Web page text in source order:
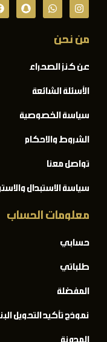
من نحن
عن كنز الصحراء
الأسئلة الشائعة
سياسة الخصوصية
الشروط والاحكام
تواصل معنا
سياسة الاستبدال
معلومات الحساب
حسابي
طلباتي
المفضلة
نموذج تأكيد التحويل
المدونة